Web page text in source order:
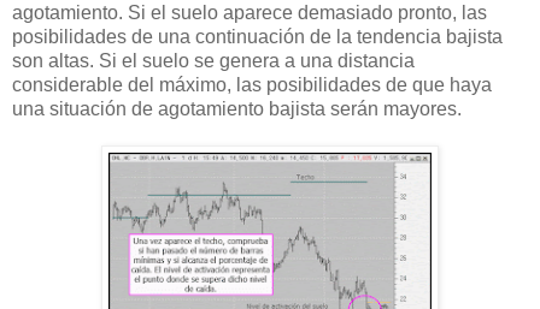
agotamiento. Si el suelo aparece demasiado pronto, las
posibilidades de una continuación de la tendencia bajista
son altas. Si el suelo se genera a una distancia
considerable del máximo, las posibilidades de que haya
una situación de agotamiento bajista serán mayores.